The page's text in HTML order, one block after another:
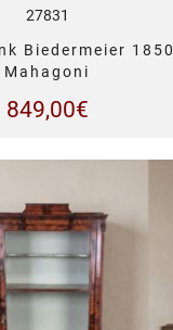
27831
Biedermeier 1850
Mahagoni
849,00€